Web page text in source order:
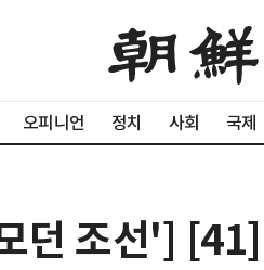
오피니언 정치 사회 국제
던 조선']